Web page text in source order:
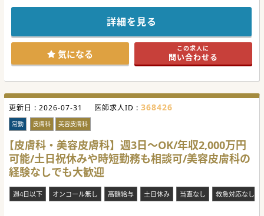
～18時」や「10時～19時」以外にも時短勤務として「17
時」までのご勤務についてもご検討頂けます。
【職場環境と雰囲気】
★週4日勤務や平日のご勤務など、私生活との両立をしやす
い形でのご就業希望の場合もご相談いただけます。
★勤務時間については柔軟にご相談が可能で、先生のご希望
もお聞きした上で調整いただけます。10時からご勤務開始
中の先生方にもおススメの求人です。
★現在の管理医師がご家庭の事情で勤務継続が難しい為、管
理医師としてご勤務いただける先生をお探しです。
【具体的な業務内容】
★現在の管理医師は保険診療をメインとしてされており、非
常勤医師が美容を担当されておられます。現在は1日10～15
名程度の外来患者数です。
★保険診療のみのご相談も可能です。美容については出来る
限り取り入れていきたいご意向がございますが、外科的な手
技・施術についての対応は無くても問題ございません。
★先生のご対応可能な手技等やご希望の業務内容をお聞きし
【具体的な医療機関情報】
詳細を見る
気になる この求人に
問い合わせる
更新日 : 2026-07-31 医師求人ID : 368426
常勤 皮膚科 美容皮膚科
【皮膚科・美容皮膚科】週3日～OK/年収2,000万円
可能/土日祝休みや時短勤務も相談可/美容皮膚科の
経験なしでも大歓迎
週4日以下 オンコール無し 高額給与 土日休み 当直なし 救急対応なし